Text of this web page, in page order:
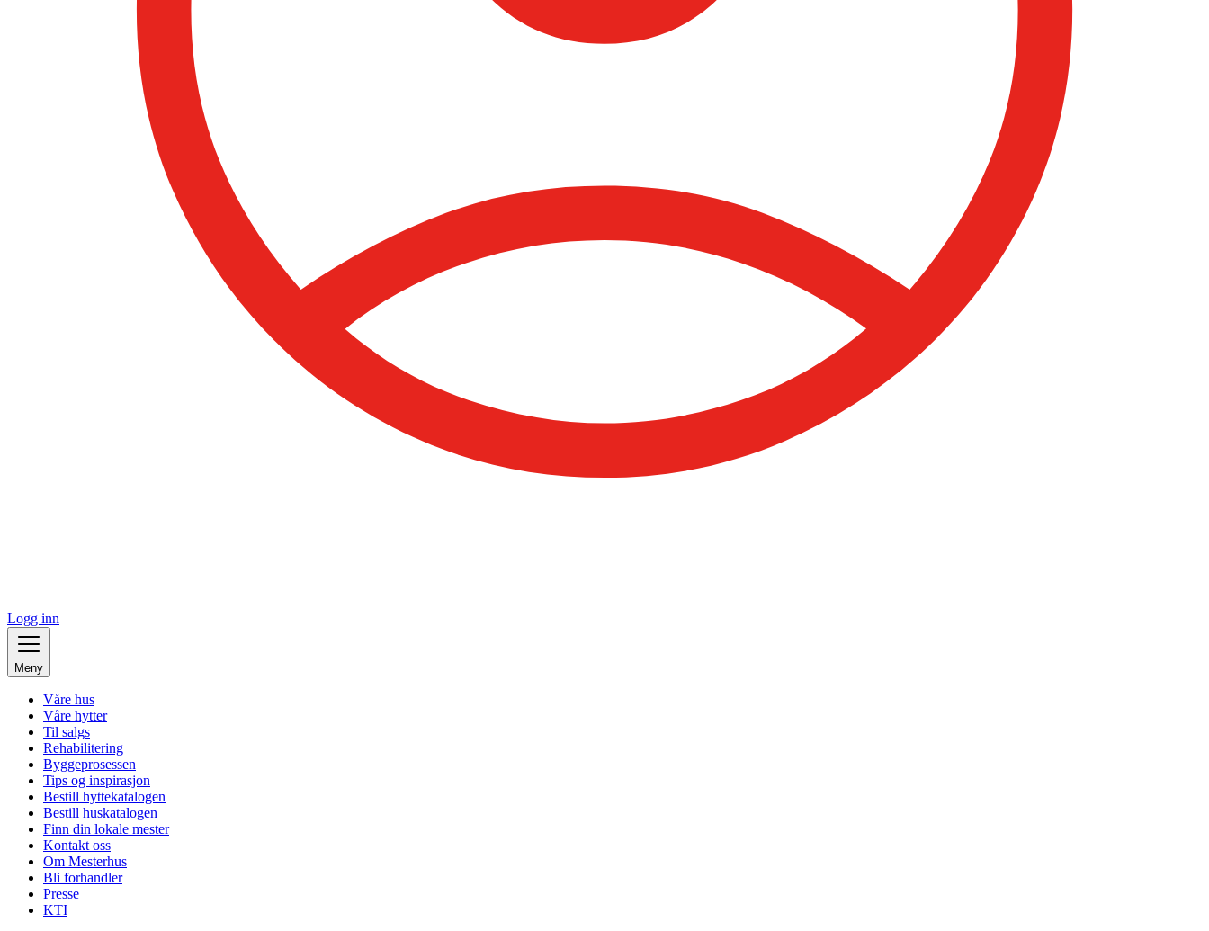
Logg inn
Meny
Våre hus
Våre hytter
Til salgs
Rehabilitering
Byggeprosessen
Tips og inspirasjon
Bestill hyttekatalogen
Bestill huskatalogen
Finn din lokale mester
Kontakt oss
Om Mesterhus
Bli forhandler
Presse
KTI